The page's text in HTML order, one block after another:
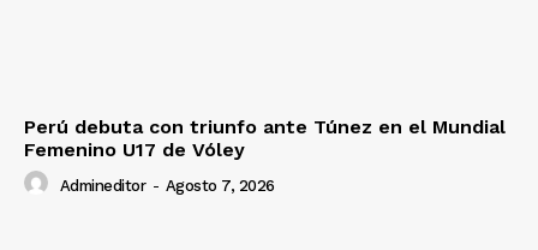
Perú debuta con triunfo ante Túnez en el Mundial
Femenino U17 de Vóley
Admineditor - Agosto 7, 2026